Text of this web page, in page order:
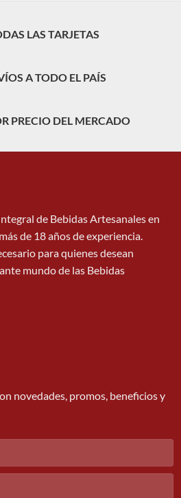
LAS TARJETAS
A TODO EL PAÍS
PRECIO DEL MERCADO
de Bebidas Artesanales en
de 18 años de experiencia.
para quienes desean
mundo de las Bebidas
novedades, promos, beneficios y